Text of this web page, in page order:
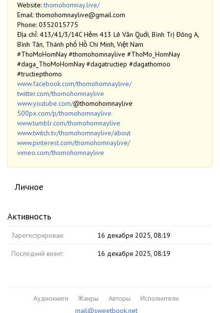
Website:thomohomnay.live/
Email: thomohomnaylive@gmail.com
Phone: 0352015775
Địa chỉ: 413/41/3/14C Hẻm 413 Lê Văn Quới, Bình Trị Đông A,
Bình Tân, Thành phố Hồ Chí Minh, Việt Nam
#ThoMoHomNay #thomohomnaylive #ThoMo_HomNay
#daga_ThoMoHomNay #dagatructiep #dagathomoo
#tructiepthomo
www.facebook.com/thomohomnaylive/
twitter.com/thomohomnaylive
www.youtube.com/@thomohomnaylive
500px.com/p/thomohomnaylive
www.tumblr.com/thomohomnaylive
www.twitch.tv/thomohomnaylive/about
www.pinterest.com/thomohomnaylive/
vimeo.com/thomohomnaylive
Личное
Активность
Зарегистрирован: 16 декабря 2025, 08:19
Последний визит: 16 декабря 2025, 08:19
Аудиокниги Жанры Авторы
Исполнители
mail@sweetbook.net